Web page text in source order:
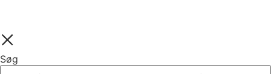
Søg